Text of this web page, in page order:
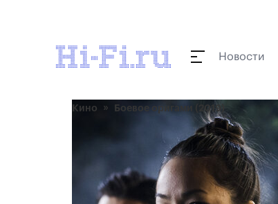
Новости
Кино Боевое оригами (2019)